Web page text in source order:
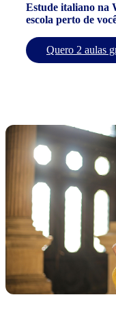
Estude italiano na
escola perto de
Quero 2 aulas